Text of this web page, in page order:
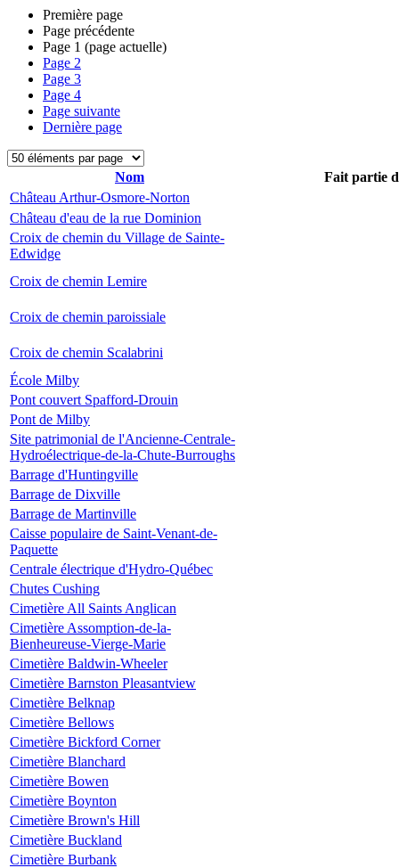
Première page
Page précédente
Page 1 (page actuelle)
Page 2
Page 3
Page 4
Page suivante
Dernière page
Nom
Fait partie
Château Arthur-Osmore-Norton
Château d'eau de la rue Dominion
Croix de chemin du Village de Sainte-
Edwidge
Croix de chemin Lemire
Croix de chemin paroissiale
Croix de chemin Scalabrini
École Milby
Pont couvert Spafford-Drouin
Pont de Milby
Site patrimonial de l'Ancienne-Centrale-
Hydroélectrique-de-la-Chute-Burroughs
Barrage d'Huntingville
Barrage de Dixville
Barrage de Martinville
Caisse populaire de Saint-Venant-de-
Paquette
Centrale électrique d'Hydro-Québec
Chutes Cushing
Cimetière All Saints Anglican
Cimetière Assomption-de-la-
Bienheureuse-Vierge-Marie
Cimetière Baldwin-Wheeler
Cimetière Barnston Pleasantview
Cimetière Belknap
Cimetière Bellows
Cimetière Bickford Corner
Cimetière Blanchard
Cimetière Bowen
Cimetière Boynton
Cimetière Brown's Hill
Cimetière Buckland
Cimetière Burbank